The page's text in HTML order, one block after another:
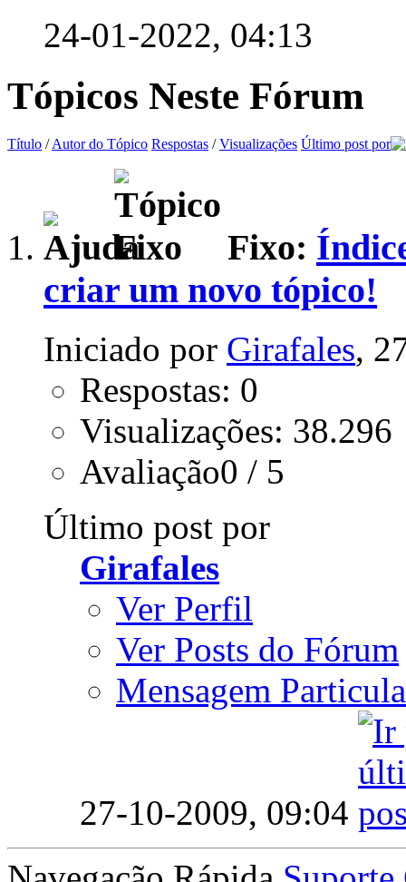
24-01-2022, 04:13
Tópicos Neste Fórum
Título /Autor do Tópico Respostas /Visualizações Último post por
Fixo:
criar um novo tópico!
Iniciado por Girafales,
Respostas: 0
Visualizações: 38.296
Avaliação0 / 5
Último post por
Girafales
Ver Perfil
Ver Posts do Fórum
Mensagem
27-10-2009, 09:04